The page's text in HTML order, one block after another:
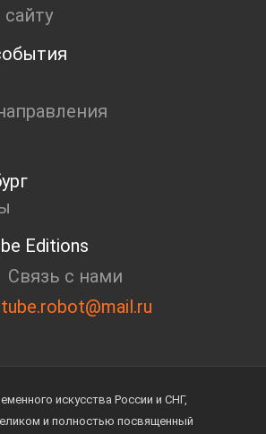
2024
Editions
Связь с нами
искусства России и СНГ,
и полностью посвященный